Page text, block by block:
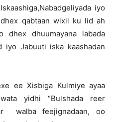
iyo
qabtaan wixii ku lid ah
dhex dhuumayana labada
iyo Jabuuti iska kaashadan
ee Xisbiga Kulmiye ayaa
yidhi “Bulshada reer
walba feejignadaan, oo